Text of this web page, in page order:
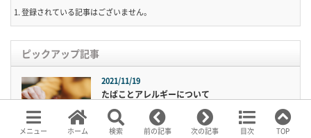
登録されている記事はございません。
ピックアップ記事
2021/11/19
たばことアレルギーについて
メニュー ホーム 検索 前の記事 次の記事 目次 TOP